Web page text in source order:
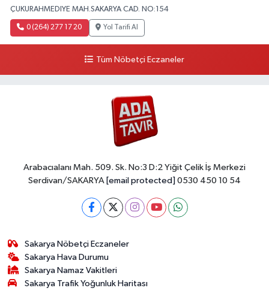
ÇUKURAHMEDIYE MAH.SAKARYA CAD. NO:154
0 (264) 277 17 20 Yol Tarifi Al
Tüm Nöbetçi Eczaneler
Arabacıalanı Mah. 509. Sk. No:3 D:2 Yiğit Çelik İş Merkezi
Serdivan/SAKARYA [email protected] 0530 450 10 54
Sakarya Nöbetçi Eczaneler
Sakarya Hava Durumu
Sakarya Namaz Vakitleri
Sakarya Trafik Yoğunluk Haritası